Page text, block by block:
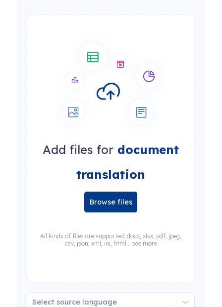
Add files for document
translation
Browse files
All kinds of files are supported: docx, xlsx, pdf, jpeg,
csv, json, xml, ini, html... see more
Select source language